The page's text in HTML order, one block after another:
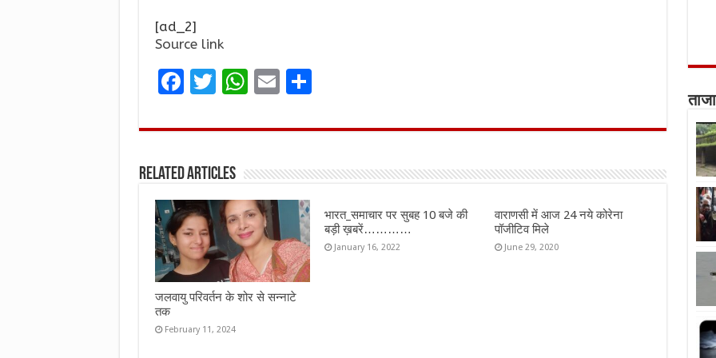
[ad_2]
Source link
F
ce
o
o
k
T
it
r
W
at
A
p
p
E
ai
S
ar
Related Articles
जलवायु परिवर्तन के शोर से सन्नाटे
तक
February 11, 2024
भारत_समाचार पर सुबह 10 बजे की
बड़ी ख़बरें…………
January 16, 2022
वाराणसी में आज 24 नये कोरेना
पॉजीटिव मिले
June 29, 2020